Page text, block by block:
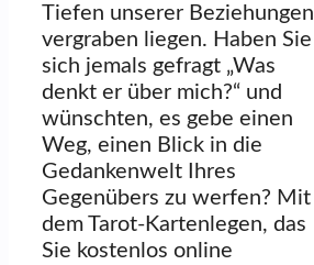
Tiefen unserer Beziehungen
vergraben liegen. Haben Sie
sich jemals gefragt „Was
denkt er über mich?“ und
wünschten, es gebe einen
Weg, einen Blick in die
Gedankenwelt Ihres
Gegenübers zu werfen? Mit
dem Tarot-Kartenlegen, das
Sie kostenlos online